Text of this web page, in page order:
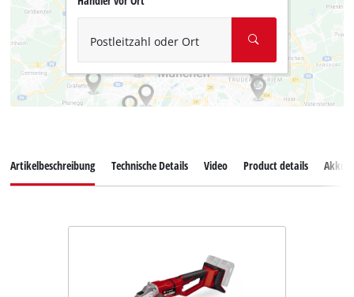
Postleitzahl oder Ort
Artikelbeschreibung Technische Details Video Product details